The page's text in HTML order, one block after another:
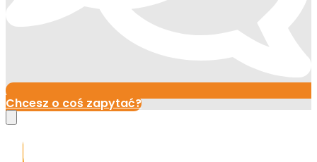
Chcesz o coś zapytać?